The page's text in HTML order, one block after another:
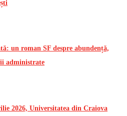
un roman SF despre abundență,
administrate
2026, Universitatea din Craiova